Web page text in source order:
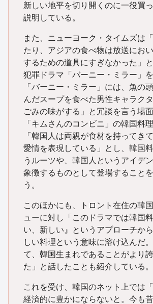
新しい地平を切り開くのに一役買
説明している。
また、ニューヨーク・タイムズは
たり、アジアの食べ物は放送にお
するための道具にすぎなかった」
犯罪ドラマ「バーニー・ミラー」を
「バーニー・ミラー」には、魚の
んだスープを食べた男性キャラク
ごみの味がする」と冗談を言う場面
「キムさんのコンビニ」の韓国料
「韓国人は両親が食材を持ってき
愛情を表現している」とし、韓国
うルーツや、韓国人というアイデ
象徴するものとして登場すること
う。
このほかにも、トロント在住の韓
ューに対し「このドラマでは韓国
い、新しい』というアプローチか
しい料理という意味に溶け込んだ
て、韓国生まれであることがより
た」と話したことも紹介している。
これを受け、韓国のネット上では
経済的に豊かにならないと。今も